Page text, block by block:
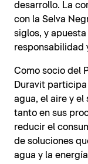
desarrollo. La
con la Selva
siglos, y
responsabilidad
Como socio del
Duravit
agua, el aire y el
tanto en sus
reducir el
de soluciones
agua y la